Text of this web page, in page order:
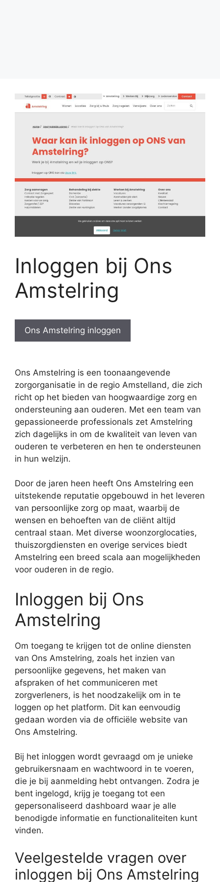
Inloggen bij Ons
Amstelring
Ons Amstelring inloggen
Ons Amstelring is een toonaangevende
zorgorganisatie in de regio Amstelland, die zich
richt op het bieden van hoogwaardige zorg en
ondersteuning aan ouderen. Met een team van
gepassioneerde professionals zet Amstelring
zich dagelijks in om de kwaliteit van leven van
ouderen te verbeteren en hen te ondersteunen
in hun welzijn.
Door de jaren heen heeft Ons Amstelring een
uitstekende reputatie opgebouwd in het leveren
van persoonlijke zorg op maat, waarbij de
wensen en behoeften van de cliënt altijd
centraal staan. Met diverse woonzorglocaties,
thuiszorgdiensten en overige services biedt
Amstelring een breed scala aan mogelijkheden
voor ouderen in de regio.
Inloggen bij Ons
Amstelring
Om toegang te krijgen tot de online diensten
van Ons Amstelring, zoals het inzien van
persoonlijke gegevens, het maken van
afspraken of het communiceren met
zorgverleners, is het noodzakelijk om in te
loggen op het platform. Dit kan eenvoudig
gedaan worden via de officiële website van
Ons Amstelring.
Bij het inloggen wordt gevraagd om je unieke
gebruikersnaam en wachtwoord in te voeren,
die je bij aanmelding hebt ontvangen. Zodra je
bent ingelogd, krijg je toegang tot een
gepersonaliseerd dashboard waar je alle
benodigde informatie en functionaliteiten kunt
vinden.
Veelgestelde vragen over
inloggen bij Ons Amstelring